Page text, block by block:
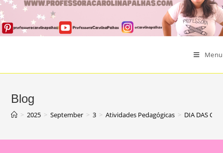
Menu
Blog
> 2025 > September > 3 > Atividades Pedagógicas > DIA DAS